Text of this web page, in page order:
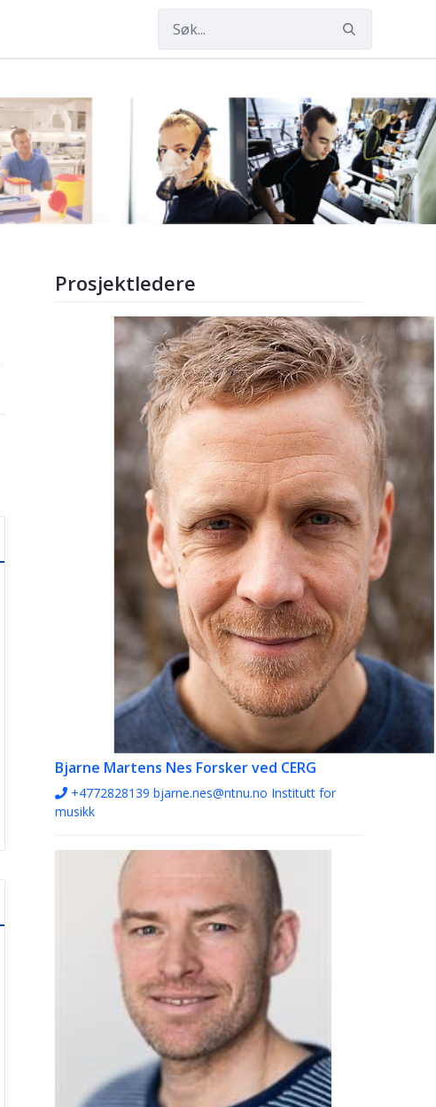
Prosjektledere
Bjarne Martens Nes Forsker ved CERG
+4772828139 bjarne.nes@ntnu.no Institutt for
musikk